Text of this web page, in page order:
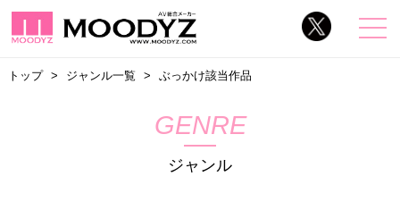
トップ ジャンル一覧 ぶっかけ該当作品
GENRE
ジャンル